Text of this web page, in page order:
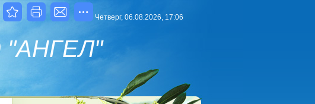
"АНГЕЛ"
Четверг, 06.08.2026, 17:06